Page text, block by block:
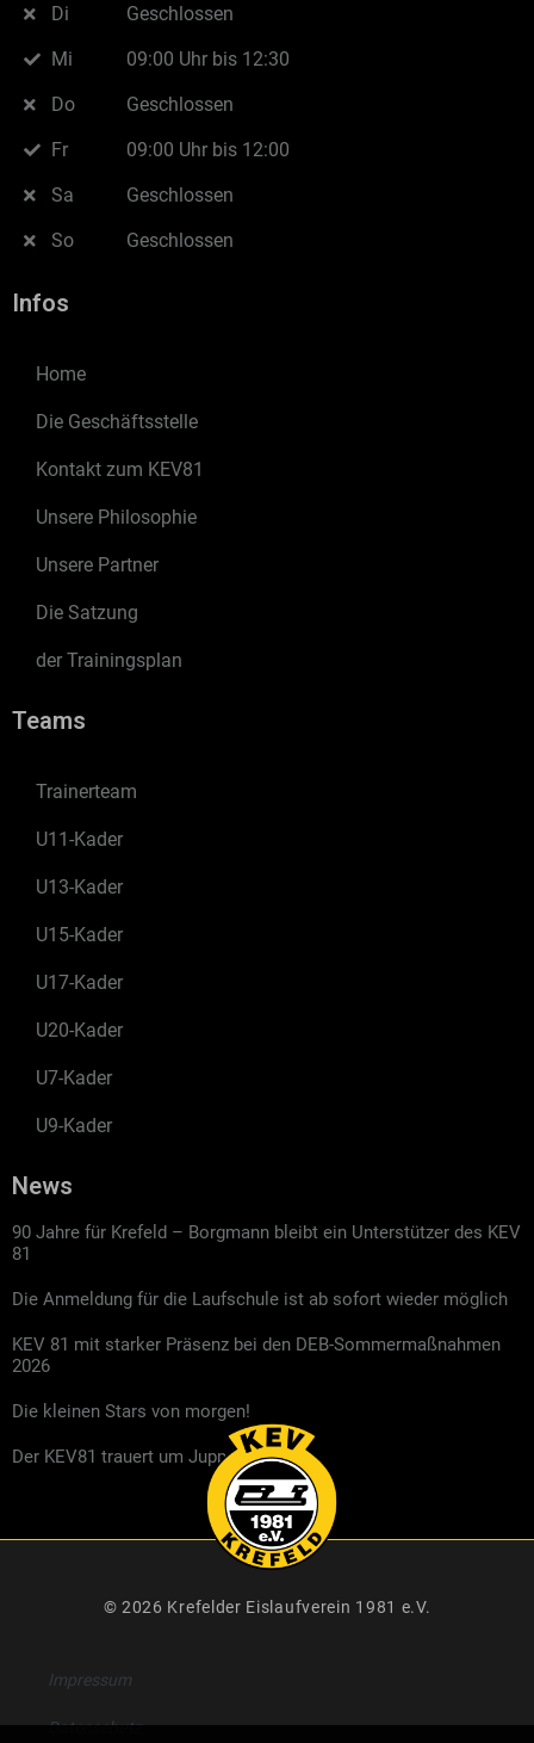
Di
Mi
Do
Fr
Sa
So
Geschlossen
09:00 Uhr bis 12:30
Geschlossen
09:00 Uhr bis 12:00
Geschlossen
Geschlossen
Infos
Home
Die Geschäftsstelle
Kontakt zum KEV81
Unsere Philosophie
Unsere Partner
Die Satzung
der Trainingsplan
Teams
Trainerteam
U11-Kader
U13-Kader
U15-Kader
U17-Kader
U20-Kader
U7-Kader
U9-Kader
News
90 Jahre für Krefeld – Borgmann bleibt ein Unterstützer des KEV
81
Die Anmeldung für die Laufschule ist ab sofort wieder möglich
KEV 81 mit starker Präsenz bei den DEB-Sommermaßnahmen
2026
Die kleinen Stars von morgen!
Der KEV81 trauert um Jupp Kompalla
© 2026 Krefelder Eislaufverein 1981 e.V.
Impressum
Datenschutz